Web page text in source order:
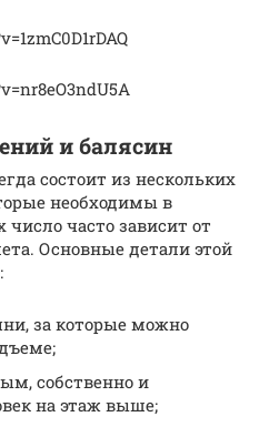
и балясин
состоит из нескольких
необходимы в
часто зависит от
Основные детали этой
за которые можно
собственно и
на этаж выше;